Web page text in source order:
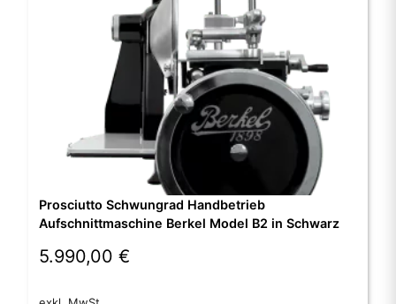
Prosciutto Schwungrad Handbetrieb
Aufschnittmaschine Berkel Model B2 in Schwarz
5.990,00 €